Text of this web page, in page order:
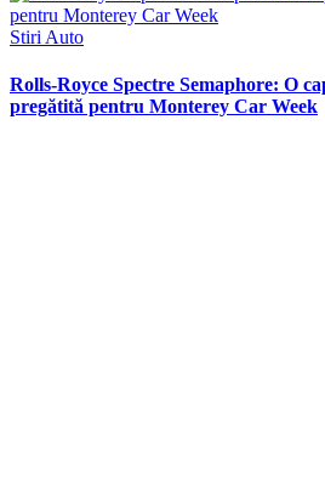
Posted
Stiri Auto
Rolls-Royce Spectre Semaphore: O
pregătită pentru Monterey Car Week